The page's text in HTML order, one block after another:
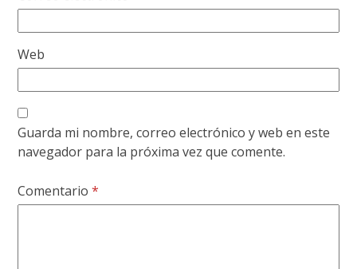
Web
Guarda mi nombre, correo electrónico y web en este
navegador para la próxima vez que comente.
Comentario*